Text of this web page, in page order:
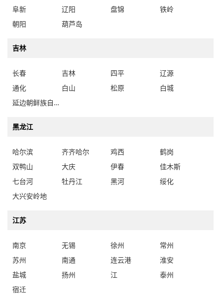
阜新
辽阳 盘锦
铁岭
朝阳
葫芦岛
吉林
长春 吉林 四平
辽源
通化
白山 松原
白城
延边朝鲜族自治州
黑龙江
哈尔滨 齐齐哈尔 鸡西
鹤岗
双鸭山
大庆 伊春
佳木斯
七台河
牡丹江 黑河
绥化
大兴安岭地
江苏
南京 无锡 徐州
常州
苏州
南通 连云港
淮安
盐城
扬州 江
泰州
宿迁